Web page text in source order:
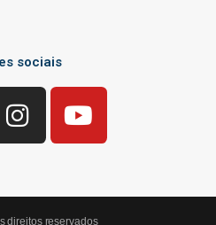
sociais
direitos reservados